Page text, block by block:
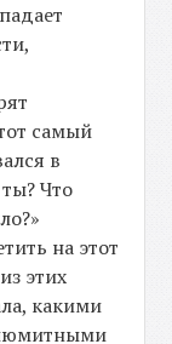
самый
в
Что
на этот
этих
какими